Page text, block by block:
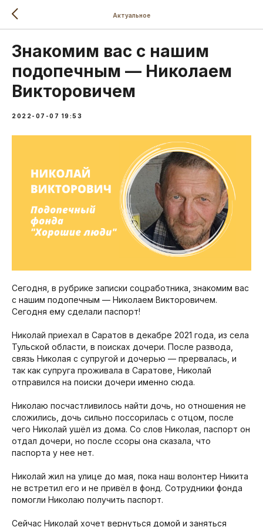
Актуальное
Знакомим вас с нашим
подопечным — Николаем
Викторовичем
2022-07-07 19:53
Сегодня, в рубрике записки соцработника, знакомим вас
с нашим подопечным — Николаем Викторовичем.
Сегодня ему сделали паспорт!
Николай приехал в Саратов в декабре 2021 года, из села
Тульской области, в поисках дочери. После развода,
связь Николая с супругой и дочерью — прервалась, и
так как супруга проживала в Саратове, Николай
отправился на поиски дочери именно сюда.
Николаю посчастливилось найти дочь, но отношения не
сложились, дочь сильно поссорилась с отцом, после
чего Николай ушёл из дома. Со слов Николая, паспорт он
отдал дочери, но после ссоры она сказала, что
паспорта у нее нет.
Николай жил на улице до мая, пока наш волонтер Никита
не встретил его и не привёл в фонд. Сотрудники фонда
помогли Николаю получить паспорт.
Сейчас Николай хочет вернуться домой и заняться